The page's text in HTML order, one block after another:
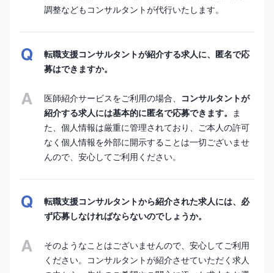
調整などもコンサルタントが代行いたします。
転職支援コンサルタントが紹介する求人に、匿名で応
募はできますか。
医師紹介サービスをご利用の場合、
コンサルタントが
紹介する求人には基本的に匿名で応募できます。 ま
た、個人情報は厳重に管理されており、ご本人の許可
なく個人情報を外部に開示することは一切ございませ
んので、安心してご利用ください。
転職支援コンサルタントから紹介された求人には、必
ず応募しなければならないのでしょうか。
そのようなことはございませんので、安心してご利用
ください。コンサルタントが紹介させていただく求人